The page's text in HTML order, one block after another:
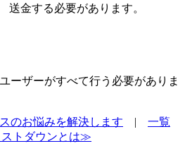
送金する必要があります。
ーザーがすべて行う必要がありま
のお悩みを解決します | 一覧
トダウンとは≫